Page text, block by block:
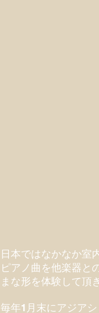
日本ではなかなか室
ピアノ曲を他楽器と
まな形を体験して頂
毎年1月末にアジア